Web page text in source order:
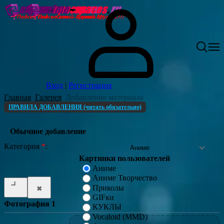
Вход | Регистрация
Главная Галерея Добавление материала
ПРАВИЛА ДОБАВЛЕНИЯ (читать обязательно)
Обычное добавление
Категория *:
Картинки пользователей
Аниме
Аниме Творчество
Приколы
GIFки
КУКЛЫ
Vocaloid (MMD)
Фотография 1